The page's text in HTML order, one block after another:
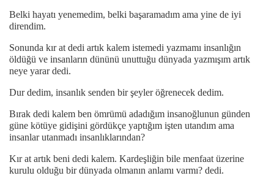
Belki hayatı yenemedim, belki başaramadım ama yine de iyi
direndim.
Sonunda kır at dedi artık kalem istemedi yazmamı insanlığın
öldüğü ve insanların dününü unuttuğu dünyada yazmışım artık
neye yarar dedi.
Dur dedim, insanlık senden bir şeyler öğrenecek dedim.
Bırak dedi kalem ben ömrümü adadığım insanoğlunun günden
güne kötüye gidişini gördükçe yaptığım işten utandım ama
insanlar utanmadı insanlıklarından?
Kır at artık beni dedi kalem. Kardeşliğin bile menfaat üzerine
kurulu olduğu bir dünyada olmanın anlamı varmı? dedi.